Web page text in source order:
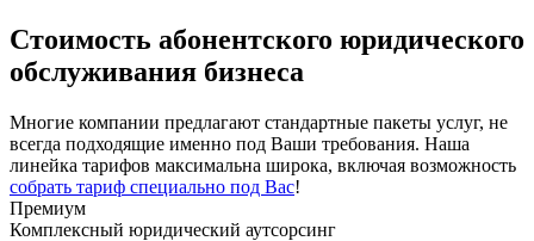
Стоимость абонентского юридического
обслуживания бизнеса
Многие компании предлагают стандартные пакеты услуг, не
всегда подходящие именно под Ваши требования. Наша
линейка тарифов максимальна широка, включая возможность
собрать тариф специально под Вас!
Премиум
Комплексный юридический аутсорсинг